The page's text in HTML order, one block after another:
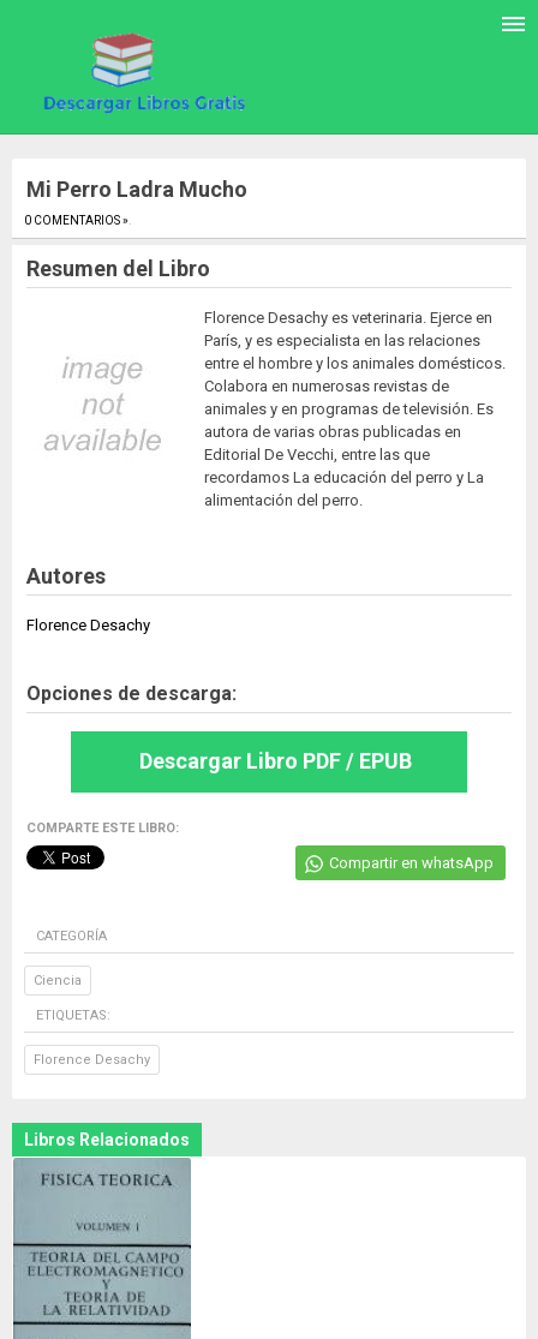
Mi Perro Ladra Mucho
0 COMENTARIOS ».
Resumen del Libro
Florence Desachy es veterinaria. Ejerce en
París, y es especialista en las relaciones
entre el hombre y los animales domésticos.
Colabora en numerosas revistas de
animales y en programas de televisión. Es
autora de varias obras publicadas en
Editorial De Vecchi, entre las que
recordamos La educación del perro y La
alimentación del perro.
Autores
Florence Desachy
Opciones de descarga:
Descargar Libro PDF / EPUB
COMPARTE ESTE LIBRO:
Compartir en whatsApp
CATEGORÍA
Ciencia
ETIQUETAS:
Florence Desachy
Libros Relacionados